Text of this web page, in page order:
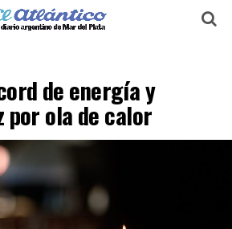
de energía y
por ola de calor